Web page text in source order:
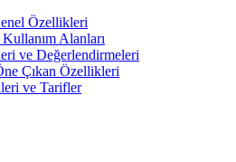
Özellikleri
Alanları
ve Değerlendirmeleri
Çıkan Özellikleri
ve Tarifler